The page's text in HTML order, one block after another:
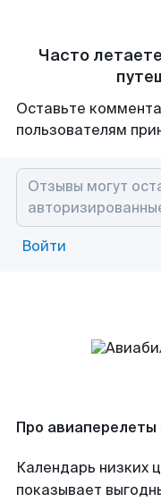
Часто
Оставьте
пользователям
Войти
Про
Календарь низких
показывает